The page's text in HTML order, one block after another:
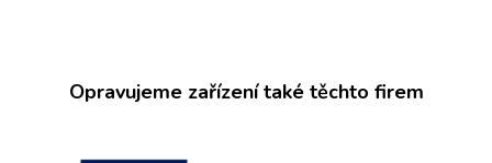
Opravujeme zařízení také těchto firem